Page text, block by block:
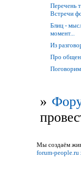
Перечень
Встречи
Блиц -
момент...
Из
Про
»
Мы создаём
forum-people.ru